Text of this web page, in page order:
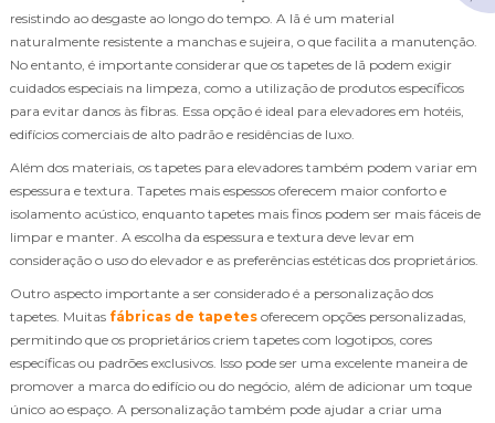
resistindo ao desgaste ao longo do tempo. A lã é um material
naturalmente resistente a manchas e sujeira, o que facilita a manutenção.
No entanto, é importante considerar que os tapetes de lã podem exigir
cuidados especiais na limpeza, como a utilização de produtos específicos
para evitar danos às fibras. Essa opção é ideal para elevadores em hotéis,
edifícios comerciais de alto padrão e residências de luxo.
Além dos materiais, os tapetes para elevadores também podem variar em
espessura e textura. Tapetes mais espessos oferecem maior conforto e
isolamento acústico, enquanto tapetes mais finos podem ser mais fáceis de
limpar e manter. A escolha da espessura e textura deve levar em
consideração o uso do elevador e as preferências estéticas dos proprietários.
Outro aspecto importante a ser considerado é a personalização dos
tapetes. Muitas fábricas de tapetes oferecem opções personalizadas,
permitindo que os proprietários criem tapetes com logotipos, cores
específicas ou padrões exclusivos. Isso pode ser uma excelente maneira de
promover a marca do edifício ou do negócio, além de adicionar um toque
único ao espaço. A personalização também pode ajudar a criar uma